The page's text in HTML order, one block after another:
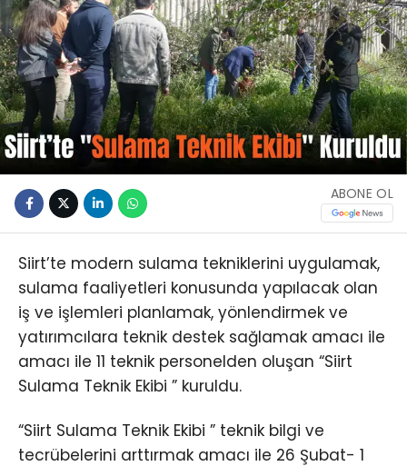
ABONE OL
Siirt’te modern sulama tekniklerini uygulamak,
sulama faaliyetleri konusunda yapılacak olan
iş ve işlemleri planlamak, yönlendirmek ve
yatırımcılara teknik destek sağlamak amacı ile
amacı ile 11 teknik personelden oluşan “Siirt
Sulama Teknik Ekibi ” kuruldu.
“Siirt Sulama Teknik Ekibi ” teknik bilgi ve
tecrübelerini arttırmak amacı ile 26 Şubat- 1